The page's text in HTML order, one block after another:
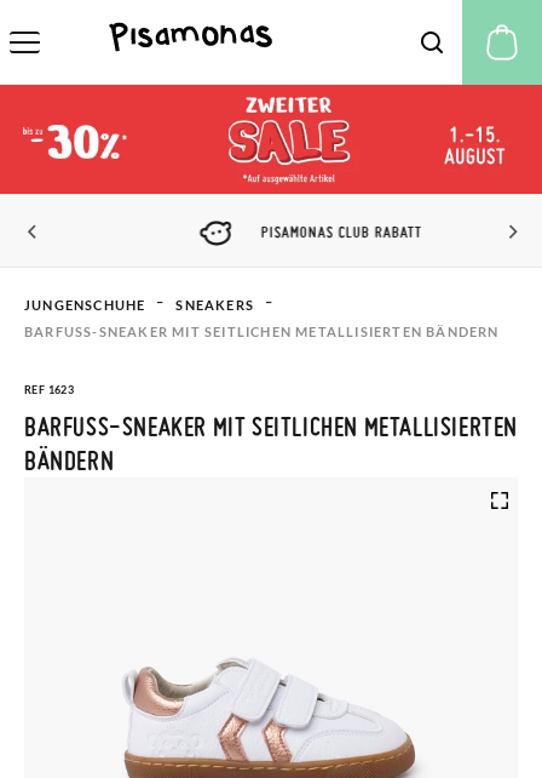
PISAMONAS CLUB RABATT
JUNGENSCHUHE
SNEAKERS
BARFUSS-SNEAKER MIT SEITLICHEN METALLISIERTEN BÄNDERN
REF 1623
BARFUSS-SNEAKER MIT SEITLICHEN METALLISIERTEN B
ÄNDERN